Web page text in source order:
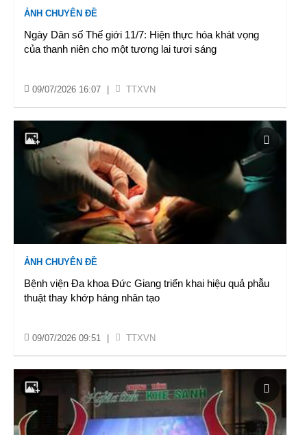
ẢNH CHUYÊN ĐỀ
Ngày Dân số Thế giới 11/7: Hiện thực hóa khát vọng
của thanh niên cho một tương lai tươi sáng
09/07/2026 16:07 TTXVN
ẢNH CHUYÊN ĐỀ
Bệnh viện Đa khoa Đức Giang triển khai hiệu quả phẫu
thuật thay khớp háng nhân tạo
09/07/2026 09:51 TTXVN